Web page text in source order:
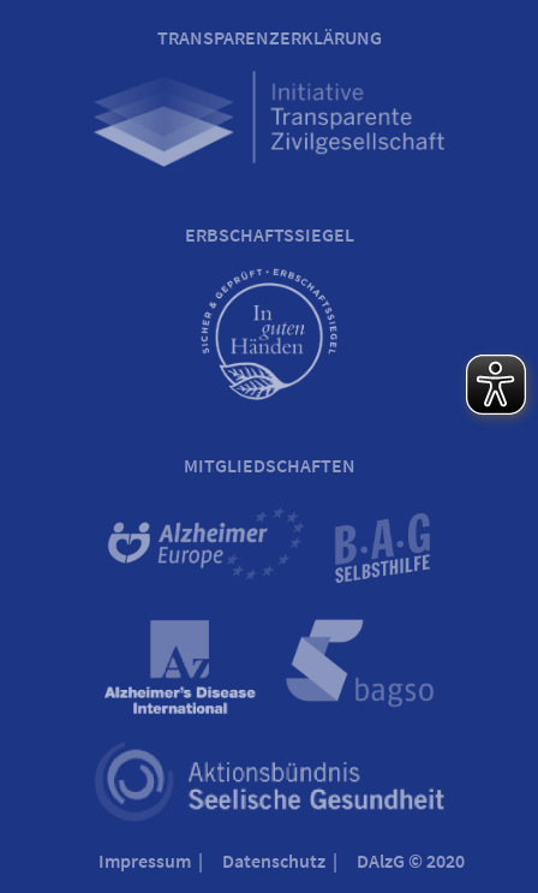
TRANSPARENZERKLÄRUNG
ERBSCHAFTSSIEGEL
MITGLIEDSCHAFTEN
Impressum Datenschutz DAlzG © 2020